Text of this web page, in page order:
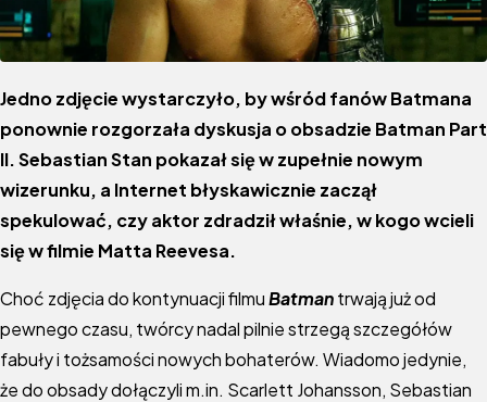
Jedno zdjęcie wystarczyło, by wśród fanów Batmana
ponownie rozgorzała dyskusja o obsadzie Batman Part
II. Sebastian Stan pokazał się w zupełnie nowym
wizerunku, a Internet błyskawicznie zaczął
spekulować, czy aktor zdradził właśnie, w kogo wcieli
się w filmie Matta Reevesa.
Choć zdjęcia do kontynuacji filmuBatmantrwają już od
pewnego czasu, twórcy nadal pilnie strzegą szczegółów
fabuły i tożsamości nowych bohaterów. Wiadomo jedynie,
że do obsady dołączyli m.in. Scarlett Johansson, Sebastian